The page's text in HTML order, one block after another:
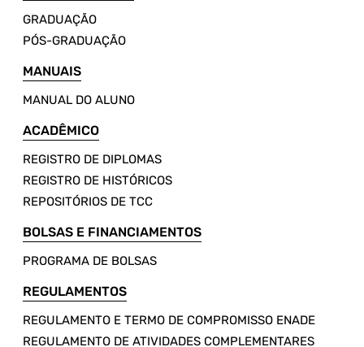
GRADUAÇÃO
PÓS-GRADUAÇÃO
MANUAIS
MANUAL DO ALUNO
ACADÊMICO
REGISTRO DE DIPLOMAS
REGISTRO DE HISTÓRICOS
REPOSITÓRIOS DE TCC
BOLSAS E FINANCIAMENTOS
PROGRAMA DE BOLSAS
REGULAMENTOS
REGULAMENTO E TERMO DE COMPROMISSO ENADE
REGULAMENTO DE ATIVIDADES COMPLEMENTARES